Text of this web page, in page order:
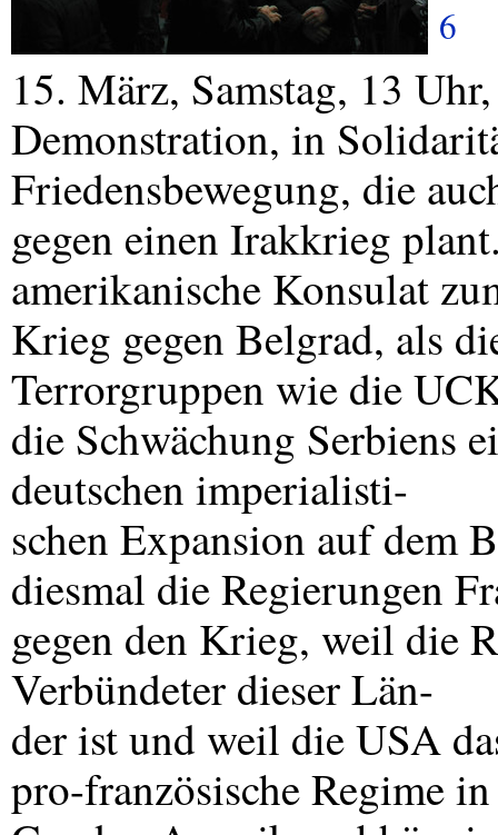
6
15. März, Samstag, 13
Demonstration, in
Friedensbewegung, die
gegen einen Irakkrieg
amerikanische Konsulat
Krieg gegen Belgrad, als
Terrorgruppen wie die
die Schwächung Serbiens
deutschen imperialisti-
schen Expansion auf dem
diesmal die Regierungen
gegen den Krieg, weil die
Verbündeter dieser Län-
der ist und weil dieUSA
pro-französische Regime